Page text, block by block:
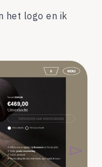
het logo en ik